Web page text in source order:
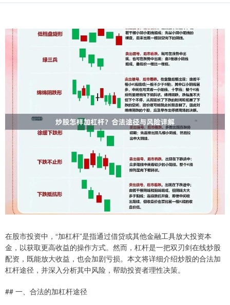
在股市投资中，“加杠杆”是指通过借贷或其他金融工具放大投资本
金，以获取更高收益的操作方式。然而，杠杆是一把双刃剑在线炒股
配资，既能放大收益，也会加剧亏损。本文将详细介绍炒股的合法加
杠杆途径，并深入分析其中风险，帮助投资者理性决策。
## 一、合法的加杠杆途径